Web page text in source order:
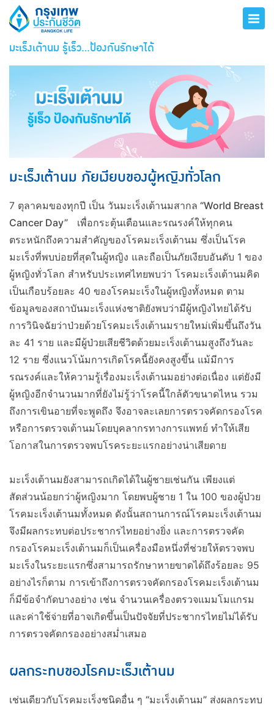
มะเร็งเต้านม รู้เร็ว...ป้องกันรักษาได้
มะเร็งเต้านม ภัยเงียบของผู้หญิงทั่วโลก
7 ตุลาคมของทุกปี เป็น วันมะเร็งเต้านมสากล “World Breast
Cancer Day” เพื่อกระตุ้นเตือนและรณรงค์ให้ทุกคน
ตระหนักถึงความสำคัญของโรคมะเร็งเต้านม ซึ่งเป็นโรค
มะเร็งที่พบบ่อยที่สุดในผู้หญิง และถือเป็นภัยเงียบอันดับ 1 ของ
ผู้หญิงทั่วโลก สำหรับประเทศไทยพบว่า โรคมะเร็งเต้านมคิด
เป็นเกือบร้อยละ 40 ของโรคมะเร็งในผู้หญิงทั้งหมด ตาม
ข้อมูลของสถาบันมะเร็งแห่งชาติยังพบว่ามีผู้หญิงไทยได้รับ
การวินิจฉัยว่าป่วยด้วยโรคมะเร็งเต้านมรายใหม่เพิ่มขึ้นถึงวัน
ละ 41 ราย และมีผู้ป่วยเสียชีวิตด้วยมะเร็งเต้านมสูงถึงวันละ
12 ราย ซึ่งแนวโน้มการเกิดโรคนี้ยังคงสูงขึ้น แม้มีการ
รณรงค์และให้ความรู้เรื่องมะเร็งเต้านมอย่างต่อเนื่อง แต่ยังมี
ผู้หญิงอีกจำนวนมากที่ยังไม่รู้ว่าโรคนี้ใกล้ตัวขนาดไหน รวม
ถึงการเขินอายที่จะพูดถึง จึงอาจละเลยการตรวจคัดกรองโรค
หรือการตรวจเต้านมโดยบุคลากรทางการแพทย์ ทำให้เสีย
โอกาสในการตรวจพบโรคระยะแรกอย่างน่าเสียดาย
มะเร็งเต้านมยังสามารถเกิดได้ในผู้ชายเช่นกัน เพียงแต่
สัดส่วนน้อยกว่าผู้หญิงมาก โดยพบผู้ชาย 1 ใน 100 ของผู้ป่วย
โรคมะเร็งเต้านมทั้งหมด ดังนั้นสถานการณ์โรคมะเร็งเต้านม
จึงมีผลกระทบต่อประชากรไทยอย่างยิ่ง และการตรวจคัด
กรองโรคมะเร็งเต้านมก็เป็นเครื่องมือหนึ่งที่ช่วยให้ตรวจพบ
มะเร็งในระยะแรกซึ่งสามารถรักษาหายขาดได้ถึงร้อยละ 95
อย่างไรก็ตาม การเข้าถึงการตรวจคัดกรองโรคมะเร็งเต้านม
ก็มีข้อจำกัดบางอย่าง เช่น จำนวนเครื่องตรวจแมมโมแกรม
และค่าใช้จ่ายที่อาจเกิดขึ้นเป็นปัจจัยที่ประชากรไทยไม่ได้รับ
การตรวจคัดกรองอย่างสม่ำเสมอ
​ผลกระทบของโรคมะเร็งเต้านม
เช่นเดียวกับโรคมะเร็งชนิดอื่น ๆ “มะเร็งเต้านม” ส่งผลกระทบ